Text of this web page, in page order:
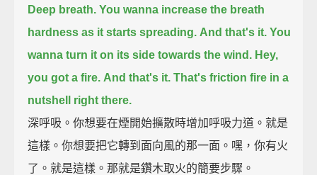
Deep breath. You wanna increase the breath
hardness as it starts spreading. And that's it. You
wanna turn it on its side towards the wind. Hey,
you got a fire. And that's it. That's friction fire in a
nutshell right there.
深呼吸。你想要在煙開始擴散時增加呼吸力道。就是
這樣。你想要把它轉到面向風的那一面。嘿，你有火
了。就是這樣。那就是鑽木取火的簡要步驟。